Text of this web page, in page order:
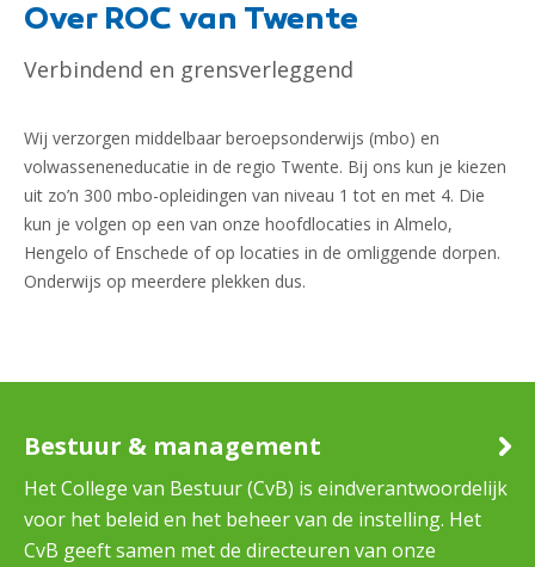
Over ROC van Twente
Verbindend en grensverleggend
Wij verzorgen middelbaar beroepsonderwijs (mbo) en
volwasseneneducatie in de regio Twente. Bij ons kun je kiezen
uit zo’n 300 mbo-opleidingen van niveau 1 tot en met 4. Die
kun je volgen op een van onze hoofdlocaties in Almelo,
Hengelo of Enschede of op locaties in de omliggende dorpen.
Onderwijs op meerdere plekken dus.
Bestuur & management
Het College van Bestuur (CvB) is eindverantwoordelijk
voor het beleid en het beheer van de instelling. Het
CvB geeft samen met de directeuren van onze